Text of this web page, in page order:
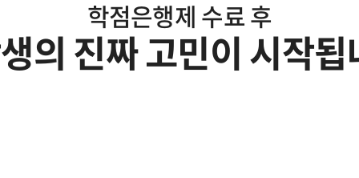
학점은행제 수료 후
의 진짜 고민이 시작